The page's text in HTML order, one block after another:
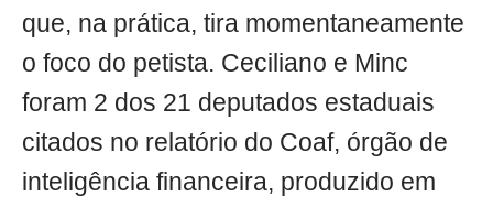
que, na prática, tira momentaneamente
o foco do petista. Ceciliano e Minc
foram 2 dos 21 deputados estaduais
citados no relatório do Coaf, órgão de
inteligência financeira, produzido em